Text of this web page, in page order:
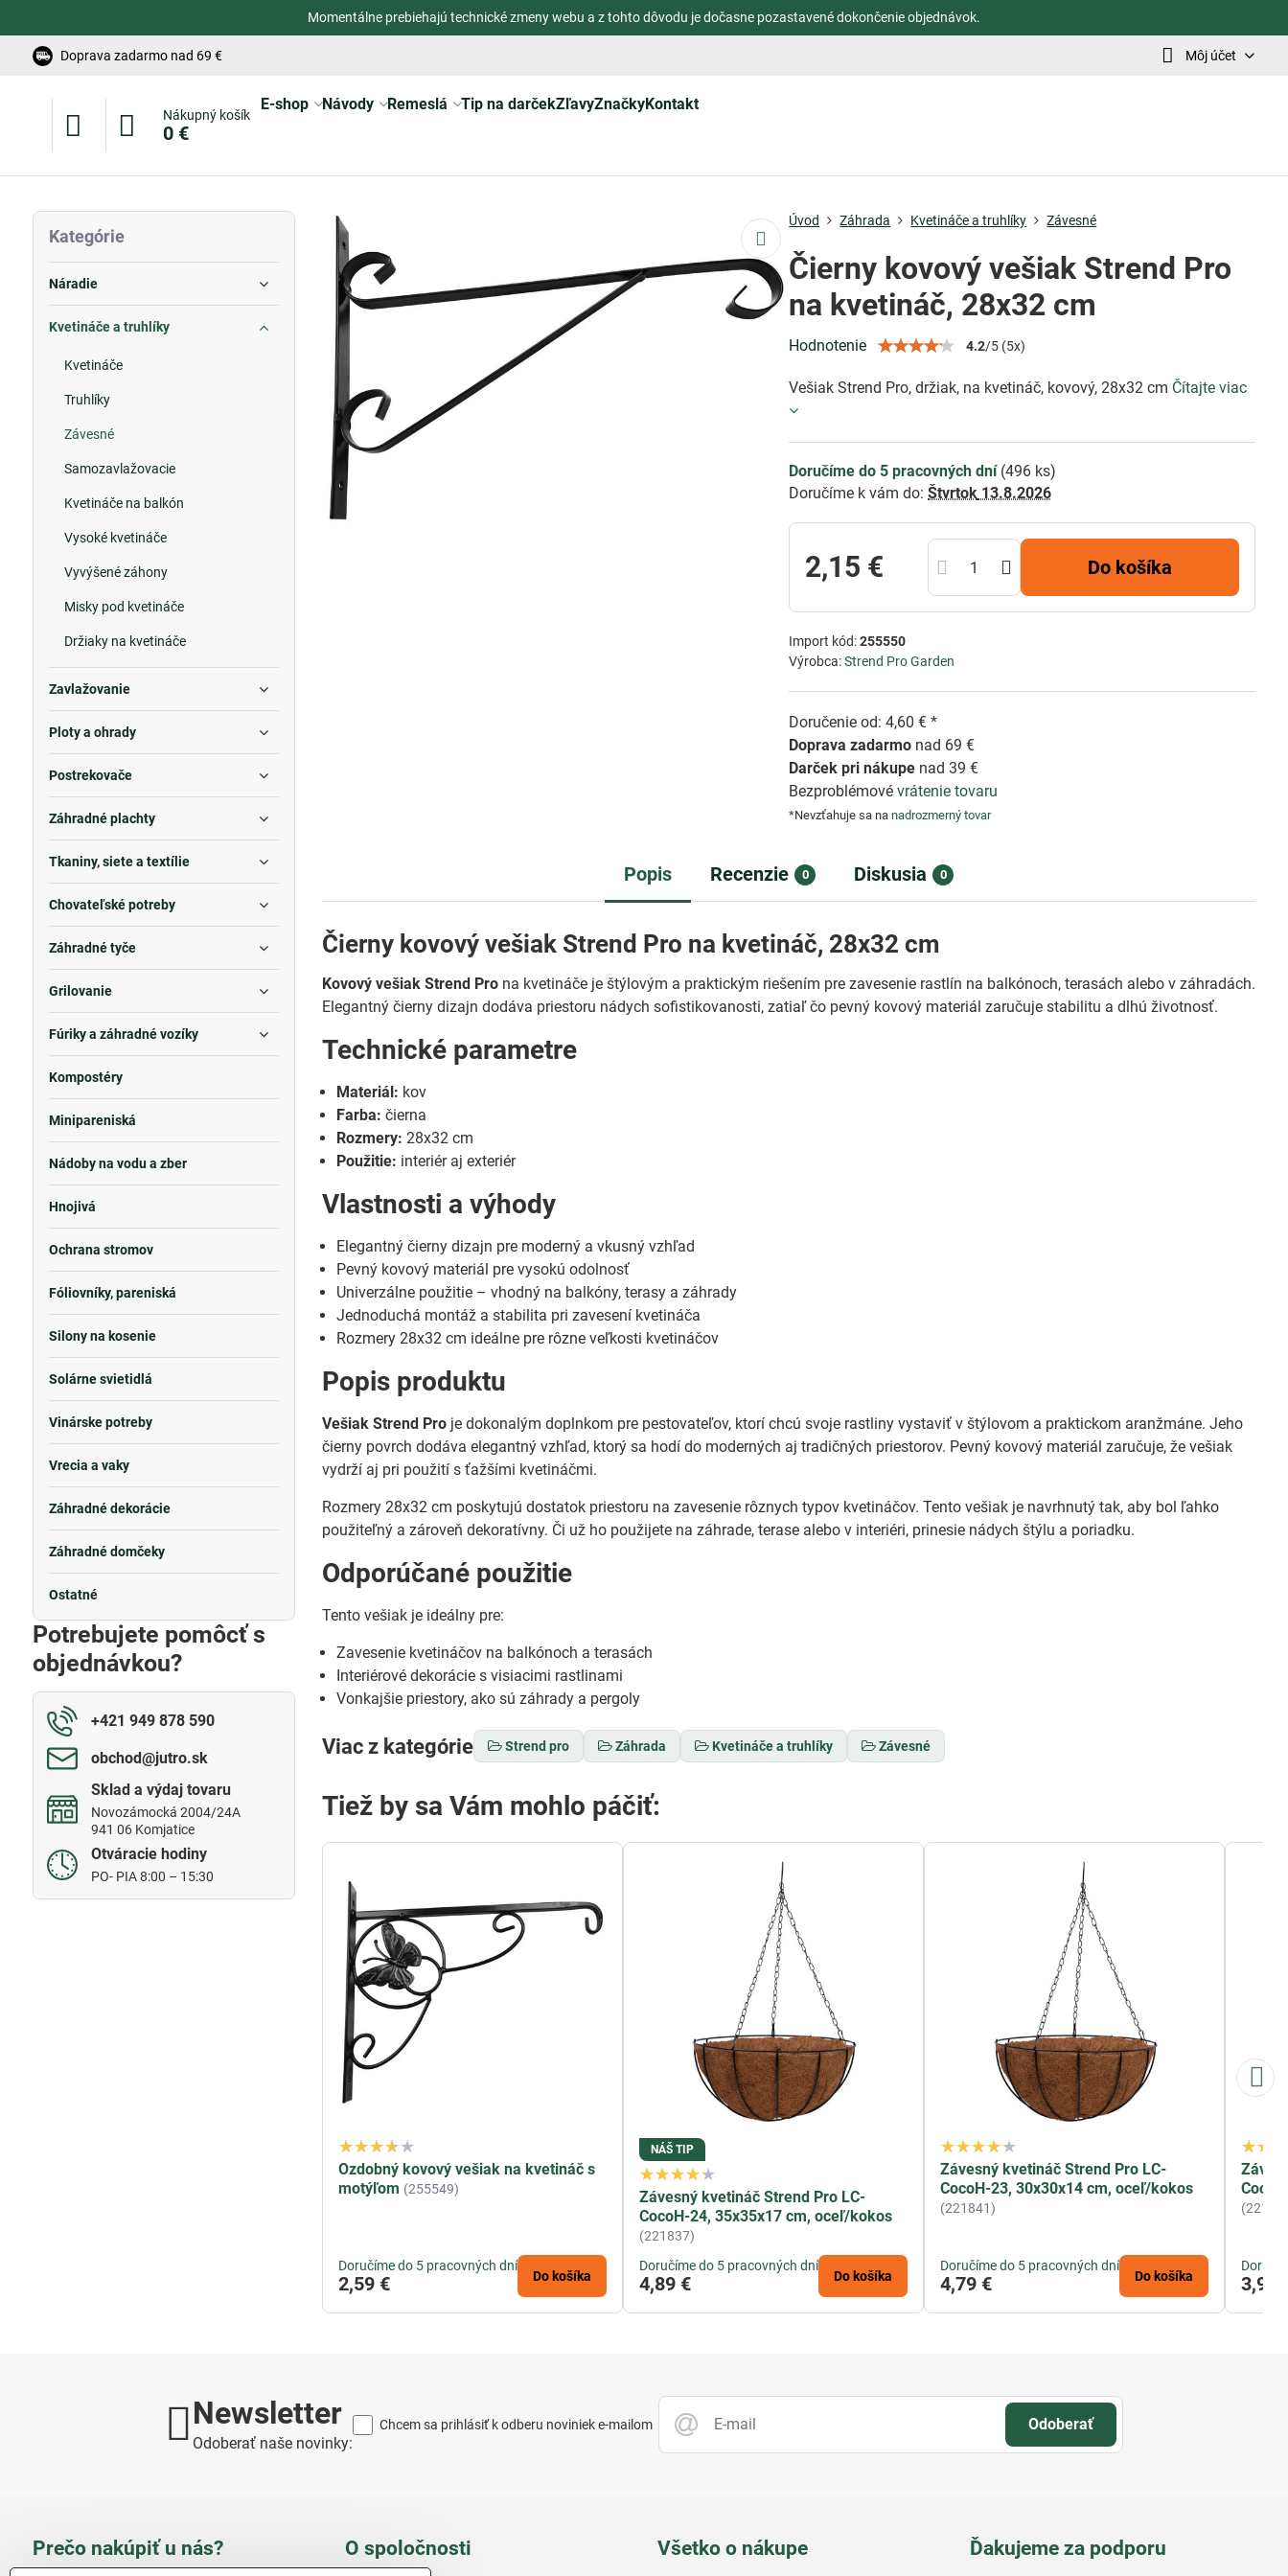
Momentálne prebiehajú technické zmeny webu a z tohto dôvodu je dočasne pozastavené dokončenie objednávok.
Doprava zadarmo nad 69 € Môj účet
Nákupný košík
0 €
E-shop Návody Remeslá Tip na darčekZľavyZnačkyKontakt
Úvod Záhrada Kvetináče a truhlíky Závesné
Čierny kovový vešiak Strend Pro
na kvetináč, 28x32 cm
Hodnotenie 4.2/5 (5x)
Vešiak Strend Pro, držiak, na kvetináč, kovový, 28x32 cm Čítajte viac
Doručíme do 5 pracovných dní (496 ks)
Doručíme k vám do:Štvrtok 13.8.2026
2,15 € Do košíka
Import kód:255550
Výrobca:Strend Pro Garden
Doručenie od: 4,60 € *
Doprava zadarmo nad 69 €
Darček pri nákupe nad 39 €
Bezproblémovévrátenie tovaru
*Nevzťahuje sa nanadrozmerný tovar
Popis Recenzie 0 Diskusia 0
Čierny kovový vešiak Strend Pro na kvetináč, 28x32 cm
Kovový vešiak Strend Pro na kvetináče je štýlovým a praktickým riešením pre zavesenie rastlín na balkónoch, terasách alebo v záhradách.
Elegantný čierny dizajn dodáva priestoru nádych sofistikovanosti, zatiaľ čo pevný kovový materiál zaručuje stabilitu a dlhú životnosť.
Technické parametre
Materiál: kov
Farba: čierna
Rozmery: 28x32 cm
Použitie: interiér aj exteriér
Vlastnosti a výhody
Elegantný čierny dizajn pre moderný a vkusný vzhľad
Pevný kovový materiál pre vysokú odolnosť
Univerzálne použitie – vhodný na balkóny, terasy a záhrady
Jednoduchá montáž a stabilita pri zavesení kvetináča
Rozmery 28x32 cm ideálne pre rôzne veľkosti kvetináčov
Popis produktu
Vešiak Strend Pro je dokonalým doplnkom pre pestovateľov, ktorí chcú svoje rastliny vystaviť v štýlovom a praktickom aranžmáne. Jeho
čierny povrch dodáva elegantný vzhľad, ktorý sa hodí do moderných aj tradičných priestorov. Pevný kovový materiál zaručuje, že vešiak
vydrží aj pri použití s ťažšími kvetináčmi.
Rozmery 28x32 cm poskytujú dostatok priestoru na zavesenie rôznych typov kvetináčov. Tento vešiak je navrhnutý tak, aby bol ľahko
použiteľný a zároveň dekoratívny. Či už ho použijete na záhrade, terase alebo v interiéri, prinesie nádych štýlu a poriadku.
Odporúčané použitie
Tento vešiak je ideálny pre:
Zavesenie kvetináčov na balkónoch a terasách
Interiérové dekorácie s visiacimi rastlinami
Vonkajšie priestory, ako sú záhrady a pergoly
Viac z kategórie Strend pro Záhrada Kvetináče a truhlíky Závesné
Tiež by sa Vám mohlo páčiť:
Ozdobný kovový vešiak na kvetináč s
motýľom (255549)
Doručíme do 5 pracovných dní
2,59 € Do košíka
NÁŠ TIP
Závesný kvetináč Strend Pro LC-
CocoH-24, 35x35x17 cm, oceľ/kokos
(221837)
Doručíme do 5 pracovných dní
4,89 € Do košíka
Závesný kvetináč Strend Pro LC-
CocoH-23, 30x30x14 cm, oceľ/kokos
(221841)
Doručíme do 5 pracovných dní
4,79 € Do košíka 3,94
Kategórie
Náradie
Kvetináče a truhlíky
Kvetináče
Truhlíky
Závesné
Samozavlažovacie
Kvetináče na balkón
Vysoké kvetináče
Vyvýšené záhony
Misky pod kvetináče
Držiaky na kvetináče
Zavlažovanie
Ploty a ohrady
Postrekovače
Záhradné plachty
Tkaniny, siete a textílie
Chovateľské potreby
Záhradné tyče
Grilovanie
Fúriky a záhradné vozíky
Kompostéry
Minipareniská
Nádoby na vodu a zber
Hnojivá
Ochrana stromov
Fóliovníky, pareniská
Silony na kosenie
Solárne svietidlá
Vinárske potreby
Vrecia a vaky
Záhradné dekorácie
Záhradné domčeky
Ostatné
Potrebujete pomôcť s
objednávkou?
+421 949 878 590
obchod​@jutro​.sk
Sklad a výdaj tovaru
Novozámocká 2004/24A
941 06 Komjatice
Otváracie hodiny
PO- PIA 8:00 – 15:30
Newsletter
Odoberať naše novinky:
Odoberať
Chcem sa prihlásiť k odberu noviniek e-mailom
Prečo nakúpiť u nás? O spoločnosti Všetko o nákupe Ďakujeme za podporu